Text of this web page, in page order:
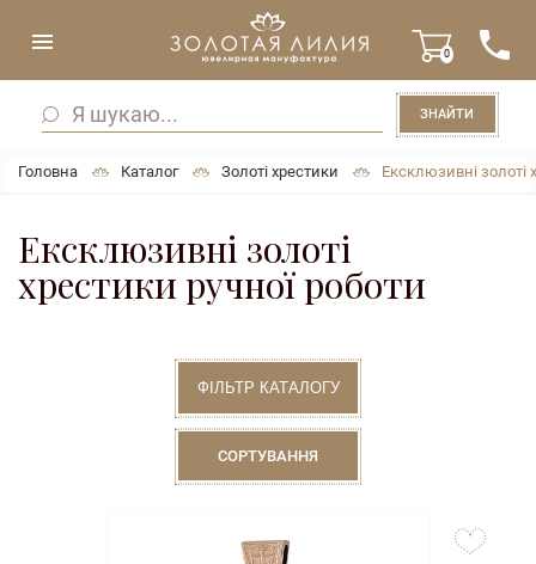
0
ЗНАЙТИ
Головна Каталог Золоті хрестики Ексклюзивні золоті
Ексклюзивні золоті
хрестики ручної роботи
ФІЛЬТР КАТАЛОГУ
СОРТУВАННЯ
favorites